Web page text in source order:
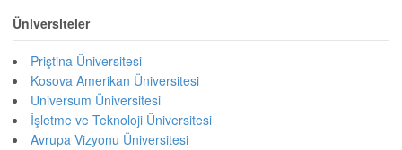
Üniversiteler
Priştina Üniversitesi
Kosova Amerikan Üniversitesi
Universum Üniversitesi
İşletme ve Teknoloji Üniversitesi
Avrupa Vizyonu Üniversitesi